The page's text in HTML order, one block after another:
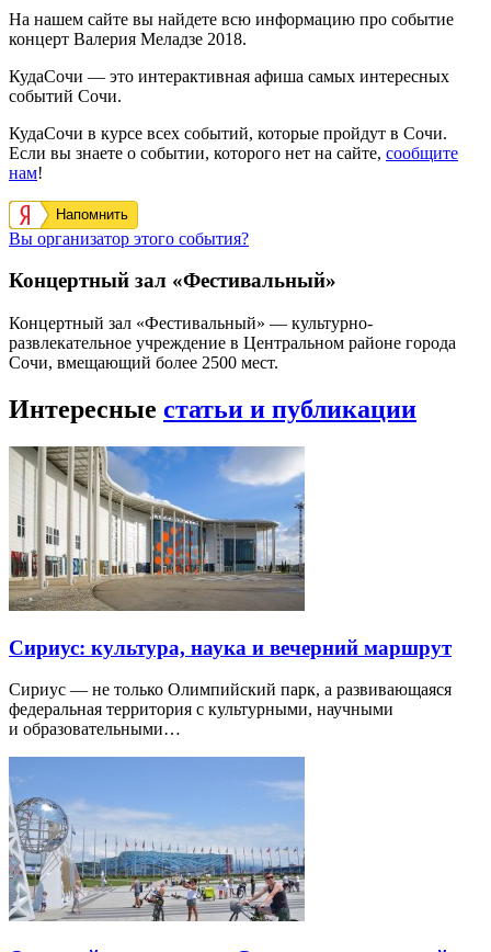
На нашем сайте вы найдете всю информацию про событие
концерт Валерия Меладзе 2018.
КудаСочи — это интерактивная афиша самых интересных
событий Сочи.
КудаСочи в курсе всех событий, которые пройдут в Сочи.
Если вы знаете о событии, которого нет на сайте, сообщите
нам!
Напомнить
Вы организатор этого события?
Концертный зал «Фестивальный»
Концертный зал «Фестивальный» — культурно-
развлекательное учреждение в Центральном районе города
Сочи, вмещающий более 2500 мест.
Интересные статьи и публикации
Сириус: культура, наука и вечерний маршрут
Сириус — не только Олимпийский парк, а развивающаяся
федеральная территория с культурными, научными
и образовательными…